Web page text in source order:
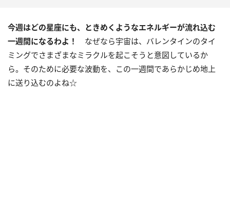
今週はどの星座にも、ときめくようなエネルギーが流れ込む
一週間になるわよ！
なぜなら宇宙は、バレンタインのタイ
ミングでさまざまなミラクルを起こそうと意図しているか
ら。そのために必要な波動を、この一週間であらかじめ地上
に送り込むのよね☆